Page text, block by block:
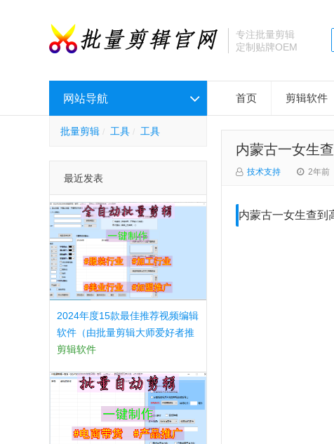
专注批量剪辑
定制贴牌OEM
网站导航
批量剪辑 工具 工具
最近发表
2024年度15款最佳推荐视频编辑
软件（由批量剪辑大师爱好者推
荐）
剪辑软件
首页 剪辑软件
内蒙古一女生
技术支持 2年前
内蒙古一女生查到